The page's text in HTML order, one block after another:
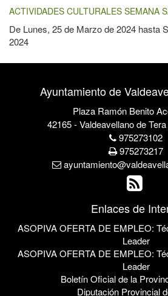
ACTIVIDADES CULTURALES SEMANA
De Lunes, 25 de Marzo de 2024 hasta
2024
Ayuntamiento de
Plaza Ramón Benito
42165 - Valdeavellano de
975273102
975273217
Enlaces de
ASOPIVA OFERTA DE EMPLEO:
Leader
ASOPIVA OFERTA DE EMPLEO:
Leader
Boletín Oficial de la
Diputación Provincial